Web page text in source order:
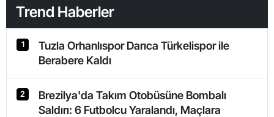
Trend Haberler
1
Tuzla Orhanlıspor Darıca Türkelispor ile
Berabere Kaldı
2
Brezilya'da Takım Otobüsüne Bombalı
Saldırı: 6 Futbolcu Yaralandı, Maçlara